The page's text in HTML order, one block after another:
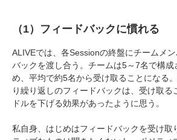
（1）フィードバックに慣れる
ALIVEでは、各Sessionの終盤にチームメ
バックを渡し合う。チームは5～7名で構成
め、平均で約5名から受け取ることになる
り繰り返しのフィードバックは、受け取る
ドルを下げる効果があったように思う。
私自身、はじめはフィードバックを受け取